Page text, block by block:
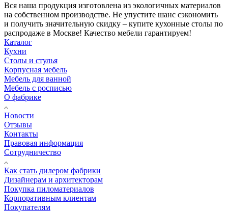
Вся наша продукция изготовлена из экологичных материалов
на собственном производстве. Не упустите шанс сэкономить
и получить значительную скидку – купите кухонные столы по
распродаже в Москве! Качество мебели гарантируем!
Каталог
Кухни
Столы и стулья
Корпусная мебель
Мебель для ванной
Мебель с росписью
О фабрике
Новости
Отзывы
Контакты
Правовая информация
Сотрудничество
Как стать дилером фабрики
Дизайнерам и архитекторам
Покупка пиломатериалов
Корпоративным клиентам
Покупателям